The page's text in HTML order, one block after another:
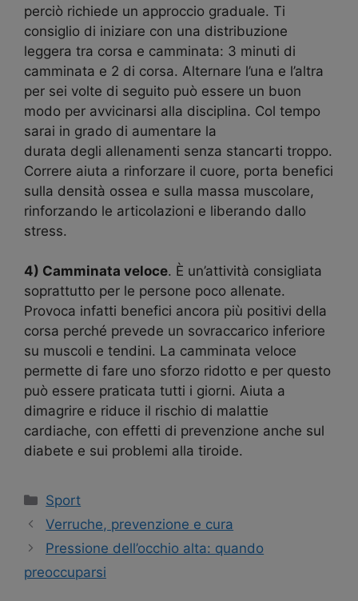
perciò richiede un approccio graduale. Ti
consiglio di iniziare con una distribuzione
leggera tra corsa e camminata: 3 minuti di
camminata e 2 di corsa. Alternare l’una e l’altra
per sei volte di seguito può essere un buon
modo per avvicinarsi alla disciplina. Col tempo
sarai in grado di aumentare la
durata degli allenamenti senza stancarti troppo.
Correre aiuta a rinforzare il cuore, porta benefici
sulla densità ossea e sulla massa muscolare,
rinforzando le articolazioni e liberando dallo
stress.
4) Camminata veloce. È un’attività consigliata
soprattutto per le persone poco allenate.
Provoca infatti benefici ancora più positivi della
corsa perché prevede un sovraccarico inferiore
su muscoli e tendini. La camminata veloce
permette di fare uno sforzo ridotto e per questo
può essere praticata tutti i giorni. Aiuta a
dimagrire e riduce il rischio di malattie
cardiache, con effetti di prevenzione anche sul
diabete e sui problemi alla tiroide.
Categorie
Sport
Navigazione
articolo
Verruche, prevenzione e cura
Pressione dell’occhio alta: quando
preoccuparsi